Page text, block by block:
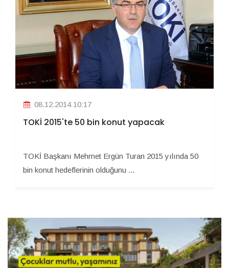
08.12.2014 10:17
TOKİ 2015'te 50 bin konut yapacak
TOKİ Başkanı Mehmet Ergün Turan 2015 yılında 50
bin konut hedeflerinin olduğunu ...